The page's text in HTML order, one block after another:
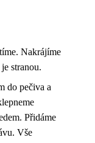
Nakrájíme
stranou.
do pečiva a
Přidáme
Vše